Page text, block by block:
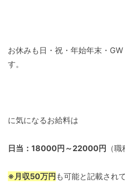
お休みも日・祝・年始年末・
す。
に気になるお給料は
日当：18000円～22000円 （
※月収50万円 も可能と記載され